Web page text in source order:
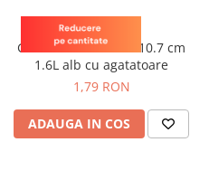
Preparate biologice
Biostimulatori
Ingrasaminte pentru gazon si
plante ornamentale
Ingrasaminte de baza
Ingrasaminte lichide
Teku
Ghiveci rotund 17 x 10.7 cm
1.6L alb cu agatatoare
1,79 RON
ADAUGA IN COS